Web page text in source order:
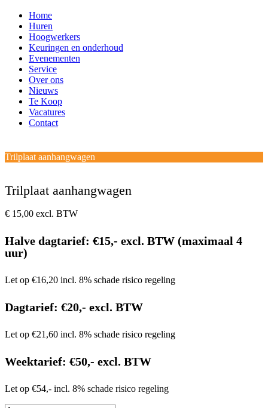
Home
Huren
Hoogwerkers
Keuringen en onderhoud
Evenementen
Service
Over ons
Nieuws
Te Koop
Vacatures
Contact
mobile
menu
mobile
menu
Winkelwagen
Trilplaat aanhangwagen
Trilplaat aanhangwagen
€ 15,00 excl. BTW
Halve dagtarief: €15,- excl. BTW (maximaal 4
uur)
Let op €16,20 incl. 8% schade risico regeling
Dagtarief: €20,- excl. BTW
Let op €21,60 incl. 8% schade risico regeling
Weektarief: €50,- excl. BTW
Let op €54,- incl. 8% schade risico regeling